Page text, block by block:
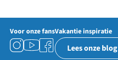
Voor onze fansVakantie inspiratie
Lees onze blog